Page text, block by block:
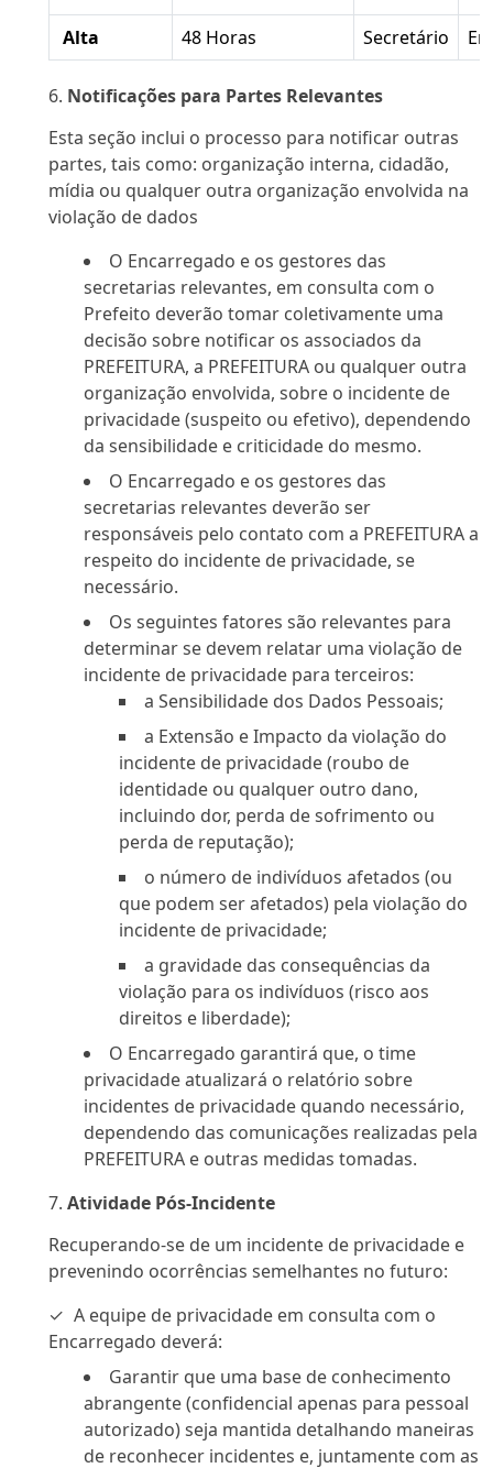
Alta
48 Horas Secretário
Notificações para Partes Relevantes
Esta seção inclui o processo para notificar outras
partes, tais como: organização interna, cidadão,
mídia ou qualquer outra organização envolvida na
violação de dados
O Encarregado e os gestores das
secretarias relevantes, em consulta com o
Prefeito deverão tomar coletivamente uma
decisão sobre notificar os associados da
PREFEITURA, a PREFEITURA ou qualquer outra
organização envolvida, sobre o incidente de
privacidade (suspeito ou efetivo), dependendo
da sensibilidade e criticidade do mesmo.
O Encarregado e os gestores das
secretarias relevantes deverão ser
responsáveis pelo contato com a PREFEITURA a
respeito do incidente de privacidade, se
necessário.
Os seguintes fatores são relevantes para
determinar se devem relatar uma violação de
incidente de privacidade para terceiros:
a Sensibilidade dos Dados Pessoais;
a Extensão e Impacto da violação do
incidente de privacidade (roubo de
identidade ou qualquer outro dano,
incluindo dor, perda de sofrimento ou
perda de reputação);
o número de indivíduos afetados (ou
que podem ser afetados) pela violação do
incidente de privacidade;
a gravidade das consequências da
violação para os indivíduos (risco aos
direitos e liberdade);
O Encarregado garantirá que, o time
privacidade atualizará o relatório sobre
incidentes de privacidade quando necessário,
dependendo das comunicações realizadas pela
PREFEITURA e outras medidas tomadas.
Atividade Pós-Incidente
Recuperando-se de um incidente de privacidade e
prevenindo ocorrências semelhantes no futuro:
A equipe de privacidade em consulta com o
Encarregado deverá:
Garantir que uma base de conhecimento
abrangente (confidencial apenas para pessoal
autorizado) seja mantida detalhando maneiras
de reconhecer incidentes e, juntamente com as